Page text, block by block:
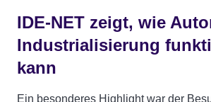
IDE-NET zeigt, wie
Industrialisierung
kann
Ein besonderes Highlight war der